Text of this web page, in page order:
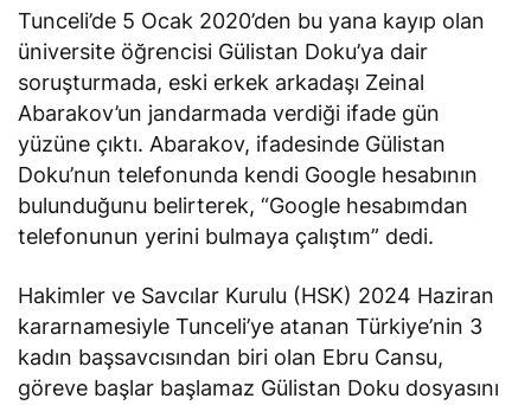
Tunceli’de 5 Ocak 2020’den bu yana kayıp olan
üniversite öğrencisi Gülistan Doku’ya dair
soruşturmada, eski erkek arkadaşı Zeinal
Abarakov’un jandarmada verdiği ifade gün
yüzüne çıktı. Abarakov, ifadesinde Gülistan
Doku’nun telefonunda kendi Google hesabının
bulunduğunu belirterek, “Google hesabımdan
telefonunun yerini bulmaya çalıştım” dedi.
Hakimler ve Savcılar Kurulu (HSK) 2024 Haziran
kararnamesiyle Tunceli’ye atanan Türkiye’nin 3
kadın başsavcısından biri olan Ebru Cansu,
göreve başlar başlamaz Gülistan Doku dosyasını